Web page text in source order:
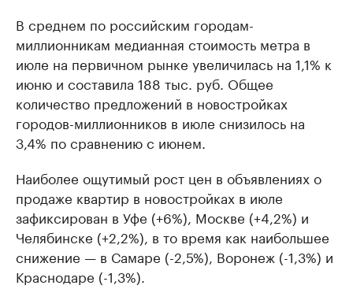
В среднем по российским городам-
миллионникам медианная стоимость метра в
июле на первичном рынке увеличилась на 1,1% к
июню и составила 188 тыс. руб. Общее
количество предложений в новостройках
городов-миллионников в июле снизилось на
3,4% по сравнению с июнем.
Наиболее ощутимый рост цен в объявлениях о
продаже квартир в новостройках в июле
зафиксирован в Уфе (+6%), Москве (+4,2%) и
Челябинске (+2,2%), в то время как наибольшее
снижение — в Самаре (-2,5%), Воронеж (-1,3%) и
Краснодаре (-1,3%).